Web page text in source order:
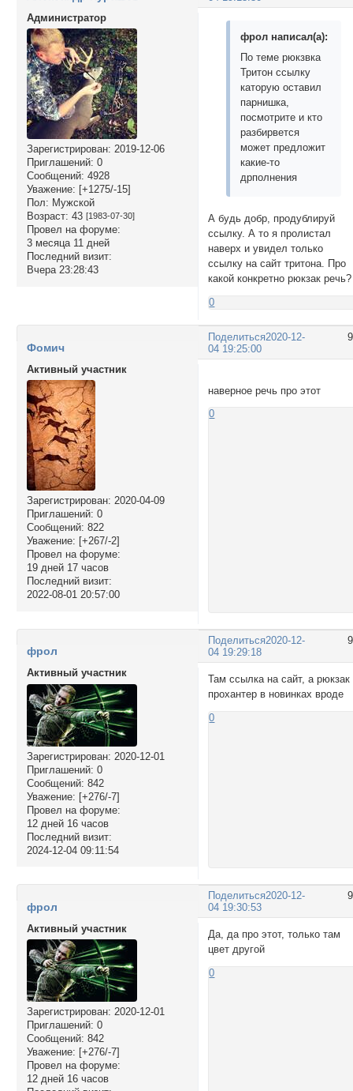
Администратор
Зарегистрирован: 2019-12-06
Приглашений: 0
Сообщений: 4928
Уважение: [+1275/-15]
Пол: Мужской
Возраст: 43 [1983-07-30]
Провел на форуме:
3 месяца 11 дней
Последний визит:
Вчера 23:28:43
фрол написал(а):
По теме рюкзвка
Тритон ссылку
каторую оставил
парнишка,
посмотрите и кто
разбирвется
может предложит
какие-то
дрполнения
А будь добр, продублируй
ссылку. А то я пролистал
наверх и увидел только
ссылку на сайт тритона. Про
какой конкретно рюкзак речь?
0
Поделиться2020-12-
04 19:25:00
Фомич
Активный участник
Зарегистрирован: 2020-04-09
Приглашений: 0
Сообщений: 822
Уважение: [+267/-2]
Провел на форуме:
19 дней 17 часов
Последний визит:
2022-08-01 20:57:00
наверное речь про этот
0
Поделиться2020-12-
04 19:29:18
фрол
Активный участник
Зарегистрирован: 2020-12-01
Приглашений: 0
Сообщений: 842
Уважение: [+276/-7]
Провел на форуме:
12 дней 16 часов
Последний визит:
2024-12-04 09:11:54
Там ссылка на сайт, а рюкзак
прохантер в новинках вроде
0
Поделиться2020-12-
04 19:30:53
фрол
Активный участник
Зарегистрирован: 2020-12-01
Приглашений: 0
Сообщений: 842
Уважение: [+276/-7]
Провел на форуме:
12 дней 16 часов
Да, да про этот, только там
цвет другой
0